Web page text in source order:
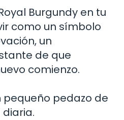
Burgundy en tu
como un símbolo
un
de que
comienzo.
pequeño pedazo de